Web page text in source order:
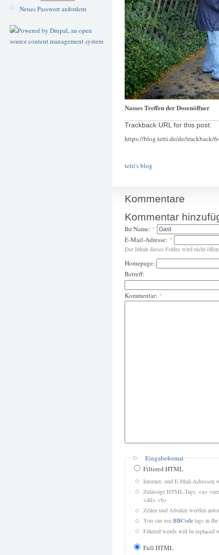
Neues Passwort anfordern
Nasses Treffen der Dosenöffner
Trackback URL for this post:
https://blog.tetti.de/de/trackback/
tetti's blog
Kommentare
Kommentar
Ihr Name: *
E-Mail-Adresse: *
Der Inhalt dieses Feldes wird nicht
Homepage:
Betreff:
Kommentar: *
Eingabeformat
Filtered HTML
Internet- und E-Mail-Adressen
Zulässige HTML-Tags: <a>
<dd> <b>
Zeilen und Absätze werden
You can useBBCodetags in
Filtered words will be replaced
Full HTML